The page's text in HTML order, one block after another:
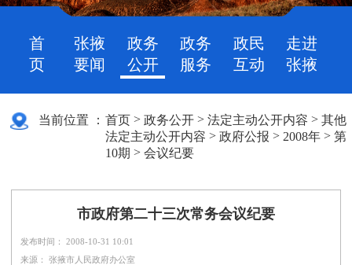
首
页
张掖
要闻
政务
公开
政务
服务
政民
互动
走进
张掖
当前位置 ： 首页 >政务公开 >法定主动公开内容 >其他
法定主动公开内容 >政府公报 > 2008年 >第
10期 >会议纪要
市政府第二十三次常务会议纪要
发布时间： 2008-10-31 10:01
来源： 张掖市人民政府办公室